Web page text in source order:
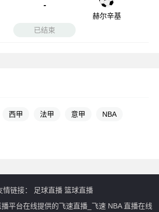
-
赫尔辛基
已结束
西甲 法甲 意甲 NBA
情链接： 足球直播 篮球直播
平台在线提供的飞速直播_飞速 NBA 直播在线